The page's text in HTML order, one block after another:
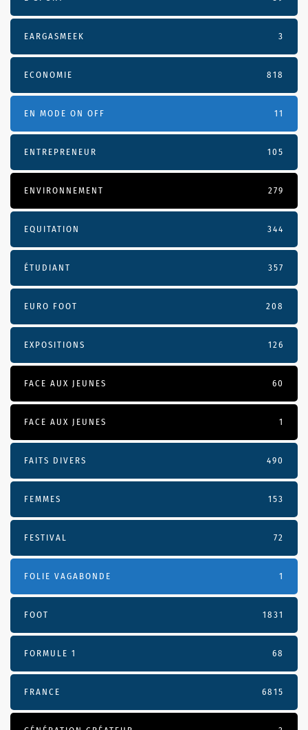
EARGASMEEK 3
ECONOMIE 818
EN MODE ON OFF 11
ENTREPRENEUR 105
ENVIRONNEMENT 279
EQUITATION 344
ÉTUDIANT 357
EURO FOOT 208
EXPOSITIONS 126
FACE AUX JEUNES 60
FACE AUX JEUNES 1
FAITS DIVERS 490
FEMMES 153
FESTIVAL 72
FOLIE VAGABONDE 1
FOOT 1831
FORMULE 1 68
FRANCE 6815